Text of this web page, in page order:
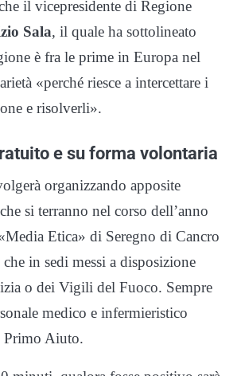
il vicepresidente di Regione
Sala, il quale ha sottolineato
è fra le prime in Europa nel
«perché riesce a intercettare i
e risolverli».
e su forma volontaria
organizzando apposite
si terranno nel corso dell’anno
Etica» di Seregno di Cancro
in sedi messi a disposizione
o dei Vigili del Fuoco. Sempre
medico e infermieristico
Primo Aiuto.